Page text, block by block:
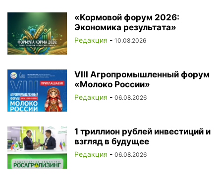
«Кормовой форум 2026:
Экономика результата»
Редакция - 10.08.2026
VIII Агропромышленный форум
«Молоко России»
Редакция - 06.08.2026
1 триллион рублей инвестиций и
взгляд в будущее
Редакция - 06.08.2026